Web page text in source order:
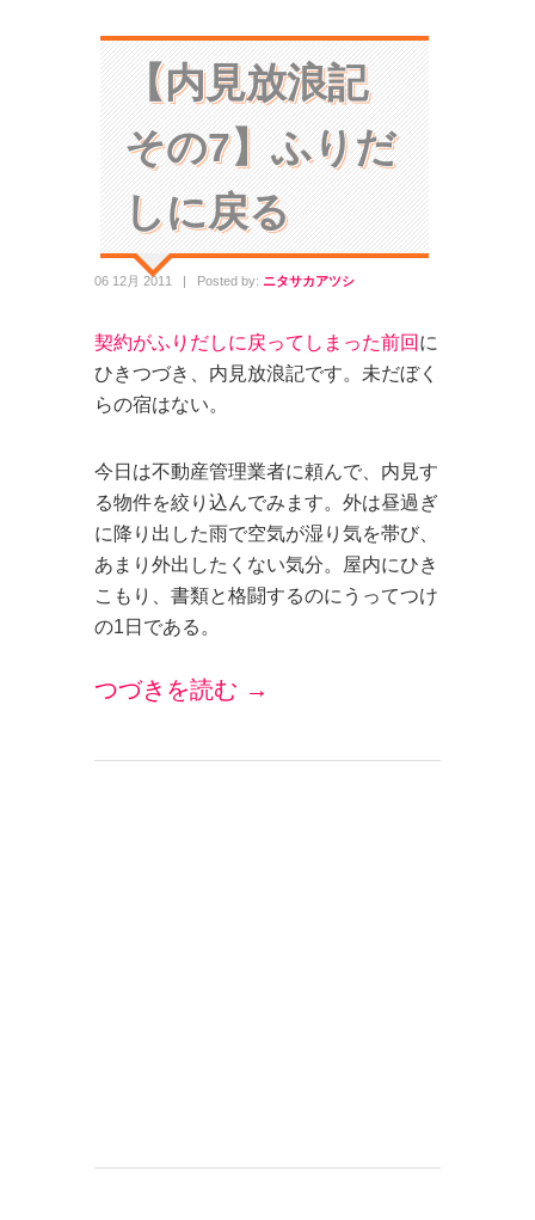
【内見放浪記
その7】ふりだ
しに戻る
06 12月 2011 | Posted by: ニタサカアツシ
契約がふりだしに戻ってしまった前回 に
ひきつづき、内見放浪記です。未だぼく
らの宿はない。
今日は不動産管理業者に頼んで、内見す
る物件を絞り込んでみます。外は昼過ぎ
に降り出した雨で空気が湿り気を帯び、
あまり外出したくない気分。屋内にひき
こもり、書類と格闘するのにうってつけ
の1日である。
つづきを読む →